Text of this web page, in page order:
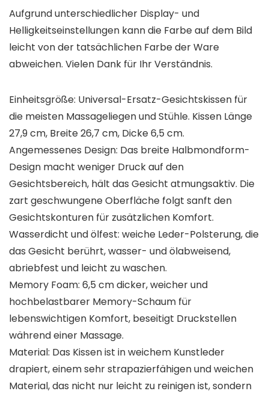
Aufgrund unterschiedlicher Display- und
Helligkeitseinstellungen kann die Farbe auf dem Bild
leicht von der tatsächlichen Farbe der Ware
abweichen. Vielen Dank für Ihr Verständnis.
Einheitsgröße: Universal-Ersatz-Gesichtskissen für
die meisten Massageliegen und Stühle. Kissen Länge
27,9 cm, Breite 26,7 cm, Dicke 6,5 cm.
Angemessenes Design: Das breite Halbmondform-
Design macht weniger Druck auf den
Gesichtsbereich, hält das Gesicht atmungsaktiv. Die
zart geschwungene Oberfläche folgt sanft den
Gesichtskonturen für zusätzlichen Komfort.
Wasserdicht und ölfest: weiche Leder-Polsterung, die
das Gesicht berührt, wasser- und ölabweisend,
abriebfest und leicht zu waschen.
Memory Foam: 6,5 cm dicker, weicher und
hochbelastbarer Memory-Schaum für
lebenswichtigen Komfort, beseitigt Druckstellen
während einer Massage.
Material: Das Kissen ist in weichem Kunstleder
drapiert, einem sehr strapazierfähigen und weichen
Material, das nicht nur leicht zu reinigen ist, sondern